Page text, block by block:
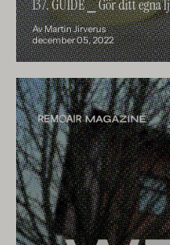
137. GUIDE ⎯ Gör ditt egna
Av Martin Jirverus
december 05, 2022